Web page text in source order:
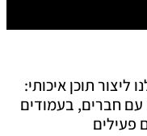
תוכן איכותי:
חברים, בעמודים